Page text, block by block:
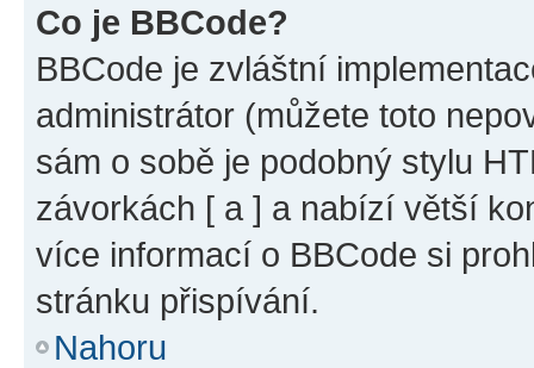
Co je BBCode?
BBCode je zvláštní
administrátor (můžete toto
sám o sobě je podobný stylu
závorkách [ a ] a nabízí větší
více informací o BBCode si
stránku přispívání.
Nahoru